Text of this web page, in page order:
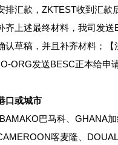
排汇款，ZKTEST收到汇款
齐上述最终材料，我司发
认草稿，并且补齐材料；
ORG发送BESC正本给申
口或城市
巴马科、GHANA
喀麦隆、